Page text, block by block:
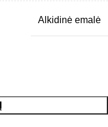
Alkidinė emalė